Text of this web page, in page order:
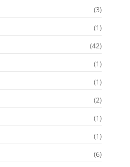
(3)
(1)
(42)
(1)
(1)
(2)
(1)
(1)
(6)